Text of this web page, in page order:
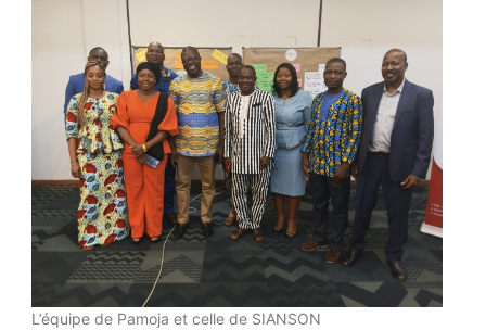
L’équipe de Pamoja et celle de SIANSON